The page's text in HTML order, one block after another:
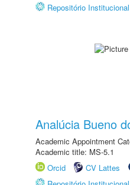
Repositório
Analúcia Bueno
Academic Appointment
Academic title: MS-5.1
Orcid
CV Lattes